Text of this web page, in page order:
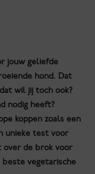
jouw geliefde
hond. Dat
wil jij toch ook?
nodig heeft?
koppen zoals een
unieke test voor
over de brok voor
beste vegetarische